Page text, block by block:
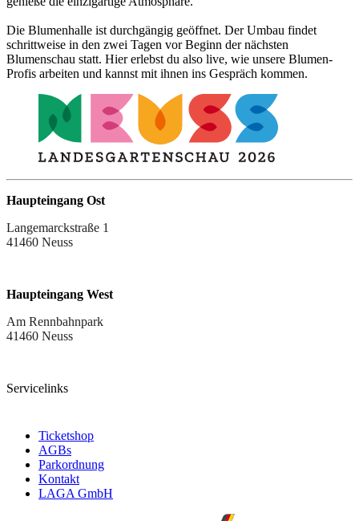
Die Blumenhalle ist durchgängig geöffnet. Der Umbau findet
schrittweise in den zwei Tagen vor Beginn der nächsten
Blumenschau statt. Hier erlebst du also live, wie unsere Blumen-
Profis arbeiten und kannst mit ihnen ins Gespräch kommen.
Haupteingang Ost
Langemarckstraße 1
41460 Neuss
Haupteingang West
Am Rennbahnpark
41460 Neuss
Servicelinks
Ticketshop
AGBs
Parkordnung
Kontakt
LAGA GmbH